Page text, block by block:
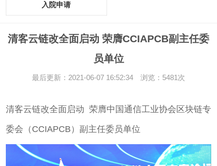
入院申请
清客云链改全面启动 荣膺CCIAPCB副主任委
员单位
最后更新：2021-06-07 16:52:34 浏览：5481次
清客云链改全面启动 荣膺中国通信工业协会区块链专
委会（CCIAPCB）副主任委员单位